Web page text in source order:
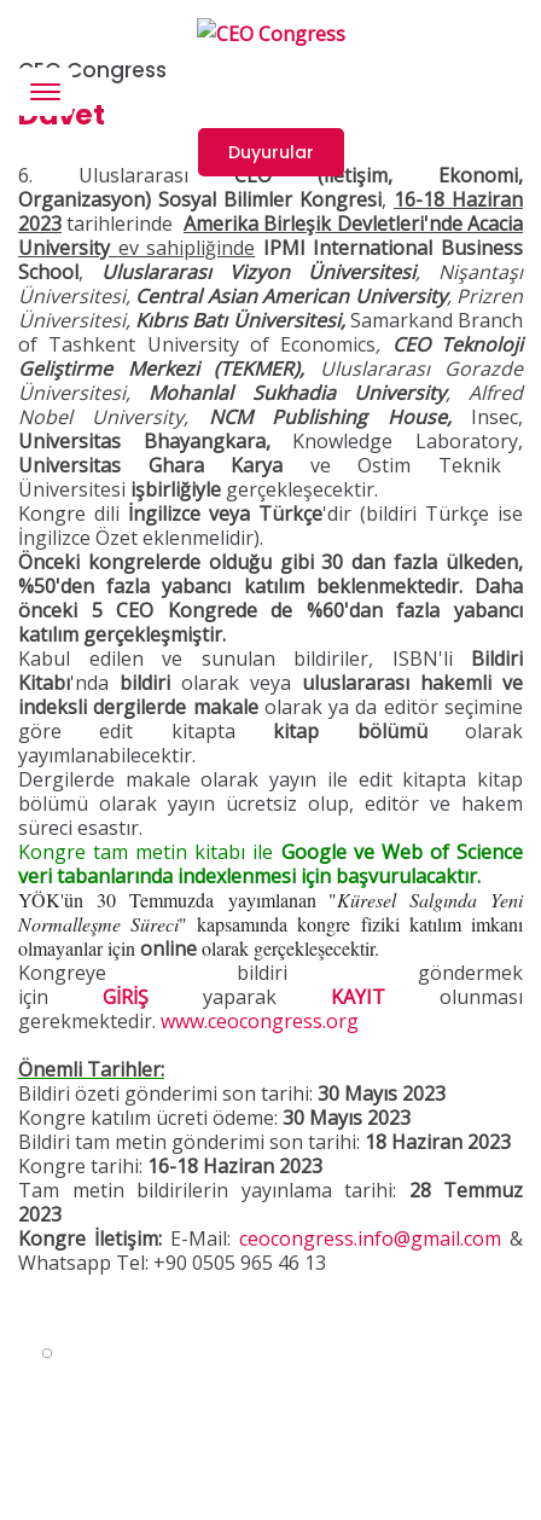
Menü
Duyurular
CEO Congress
Davet
6. UluslararasıCEO (İletişim, Ekonomi,
Organizasyon) Sosyal Bilimler Kongresi, 16-18 Haziran
2023tarihlerinde Amerika Birleşik Devletleri'nde Acacia
University ev sahipliğinde IPMI International Business
School, Uluslararası Vizyon Üniversitesi, Nişantaşı
Üniversitesi, Central Asian American University, Prizren
Üniversitesi, Kıbrıs Batı Üniversitesi,Samarkand Branch
of Tashkent University of Economics, CEO Teknoloji
Geliştirme Merkezi (TEKMER),
Uluslararası Gorazde
Üniversitesi, Mohanlal Sukhadia University, Alfred
Nobel University,
NCM Publishing House, Insec,
Universitas Bhayangkara, Knowledge Laboratory,
Universitas Ghara Karya ve Ostim Teknik
Üniversitesi işbirliğiyle gerçekleşecektir.
Kongre dili İngilizce veya Türkçe'dir (bildiri Türkçe ise
İngilizce Özet eklenmelidir).
Önceki kongrelerde olduğu gibi 30 dan fazla ülkeden,
%50'den fazla yabancı katılım beklenmektedir. Daha
önceki 5 CEO Kongrede de %60'dan fazla yabancı
katılım gerçekleşmiştir.
Kabul edilen ve sunulan bildiriler, ISBN'li Bildiri
Kitabı'nda bildiri olarak veya uluslararası hakemli ve
indeksli dergilerde makaleolarak ya da editör seçimine
göre edit kitapta
kitap bölümüolarak
yayımlanabilecektir.
Dergilerde makale olarak yayın ile edit kitapta kitap
bölümü olarak yayın ücretsiz olup, editör ve hakem
süreci esastır.
Kongre tam metin kitabı ile Google ve Web of Science
veri tabanlarında indexlenmesi için başvurulacaktır.
YÖK'ün 30 Temmuzda yayımlanan "Küresel Salgında Yeni
Normalleşme Süreci" kapsamında kongre fiziki katılım imkanı
olmayanlar için onlineolarak gerçekleşecektir.
Kongreye bildiri göndermek
için GİRİŞ yaparak KAYIT
olunması
gerekmektedir. www.ceocongress.org
Önemli Tarihler:
Bildiri özeti gönderimi son tarihi: 30 Mayıs 2023
Kongre katılım ücreti ödeme: 30 Mayıs 2023
Bildiri tam metin gönderimi son tarihi: 18 Haziran 2023
Kongre tarihi: 16-18 Haziran 2023
Tam metin bildirilerin yayınlama tarihi: 28 Temmuz
2023
Kongre İletişim: E-Mail: ceocongress.info@gmail.com &
Whatsapp Tel: +90 0505 965 46 13